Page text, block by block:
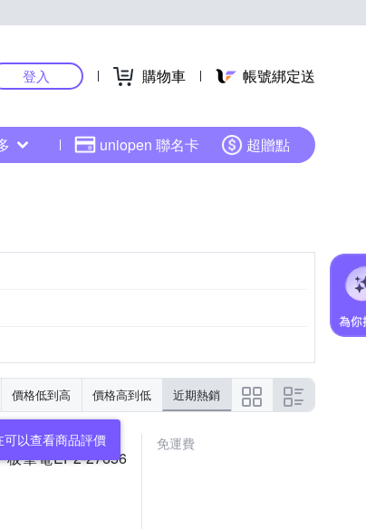
登入 購物車 帳號綁定送
uniopen 聯名卡 超贈點
價格低到高 價格高到低 近期熱銷
板筆電EP2-27656
免運費